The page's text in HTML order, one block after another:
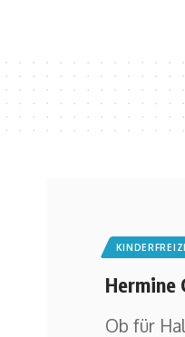
Hermine
Ob für